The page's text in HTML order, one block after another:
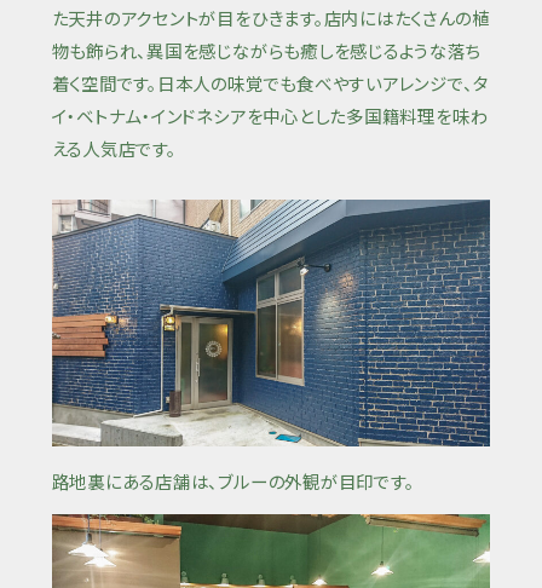
た天井のアクセントが目をひきます。店内にはたくさんの植
物も飾られ、異国を感じながらも癒しを感じるような落ち
着く空間です。日本人の味覚でも食べやすいアレンジで、タ
イ・ベトナム・インドネシアを中心とした多国籍料理を味わ
える人気店です。
路地裏にある店舗は、ブルーの外観が目印です。